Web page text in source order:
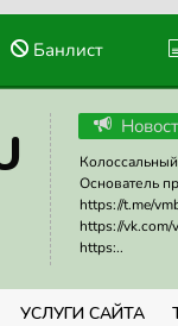
Банлист
Основатель
https://t.me/
https://vk.com/
https:..
УСЛУГИ САЙТА